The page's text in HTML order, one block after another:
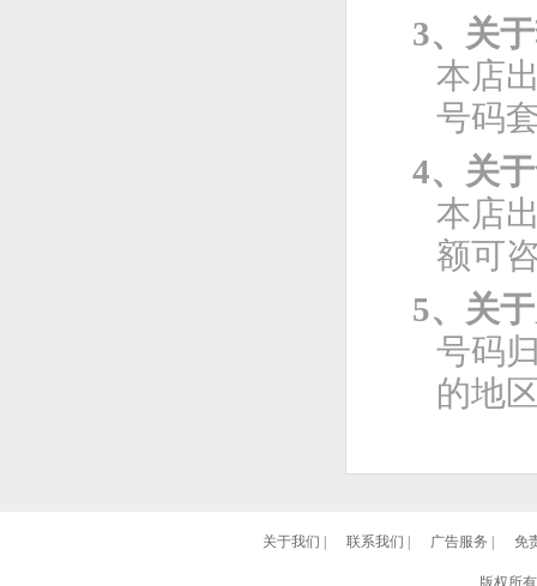
3、关
本店
号码
4、关
本店
额可
5、关
号码
的地
关于我们 联系我们 广告服务 免
版权所